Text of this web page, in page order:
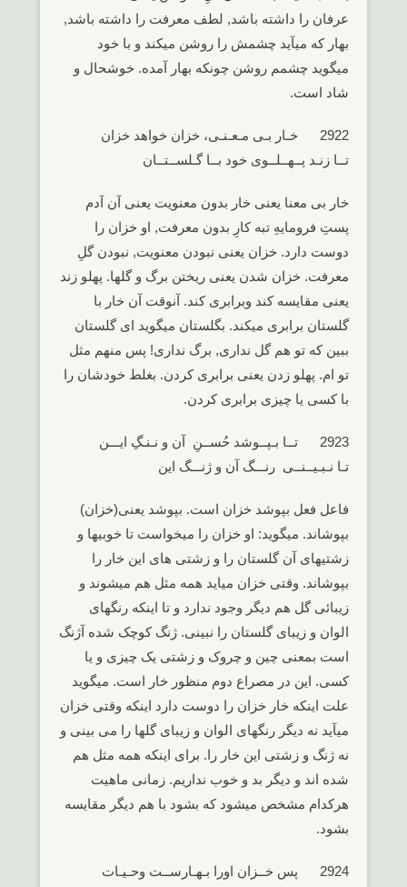
عرفان را داشته باشد, لطف معرفت را داشته باشد,
بهار که میآید چشمش را روشن میکند و با خود
میگوید چشمم روشن چونکه بهار آمده. خوشحال و
شاد است.
2922 خـار بـی مـعـنـی، خزان خواهد خزان
تــا زنـد پــهــلــوی خود بــا گـلســتــان
خار بی معنا یعنی خار بدون معنویت یعنی آن آدم
پستِ فرومایهِ تبه کارِ بدون معرفت, او خزان را
دوست دارد. خزان یعنی نبودن معنویت, نبودن گلِ
معرفت. خزان شدن یعنی ریختن برگ و گلها. پهلو زند
یعنی مقایسه کند وبرابری کند. آنوقت آن خار با
گلستان برابری میکند. بگلستان میگوید ای گلستان
ببین که تو هم گل نداری, برگ نداری! پس منهم مثل
تو ام. پهلو زدن یعنی برابری کردن. بغلط خودشان را
با کسی یا چیزی برابری کردن.
2923 تــا بـپــوشد حُســنِ آن و نـنـگِ ایـــن
تـا نـبـیــنــی رنـــگ آن و ژنـــگ این
فاعل فعل بپوشد خزان است. بپوشد یعنی(خزان)
بپوشاند. میگوید: او خزان را میخواست تا خوبیها و
زشتیهای آن گلستان را و زشتی های این خار را
بپوشاند. وقتی خزان میاید همه مثل هم میشوند و
زیبائی گل هم دیگر وجود ندارد و تا اینکه رنگهای
الوان و زیبای گلستان را نبینی. ژنگ کوچک شده آژنگ
است بمعنی چین و چروک و زشتی یک چیزی و یا
کسی. این در مصراع دوم منظور خار است. میگوید
علت اینکه خار خزان را دوست دارد اینکه وقتی خزان
میآید نه دیگر رنگهای الوان و زیبای گلها را می بینی و
نه ژنگ و زشتی این خار را. برای اینکه همه مثل هم
شده اند و دیگر بد و خوب نداریم. زمانی ماهیت
هرکدام مشخص میشود که بشود با هم دیگر مقایسه
بشود.
2924 پس خــزان اورا بـهـارســت وحـیـات